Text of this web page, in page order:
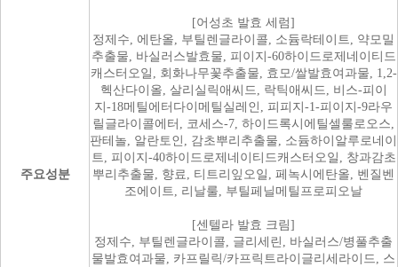
주요성분
[어성초 발효 세럼]
정제수, 에탄올, 부틸렌글라이콜, 소듐락테이트, 약모밀
추출물, 바실러스발효물, 피이지-60하이드로제네이티드
캐스터오일, 회화나무꽃추출물, 효모/쌀발효여과물, 1,2-
헥산다이올, 살리실릭애씨드, 락틱애씨드, 비스-피이
지-18메틸에터다이메틸실레인, 피피지-1-피이지-9라우
릴글라이콜에터, 코세스-7, 하이드록시에틸셀룰로오스,
판테놀, 알란토인, 감초뿌리추출물, 소듐하이알루로네이
트, 피이지-40하이드로제네이티드캐스터오일, 창과감초
뿌리추출물, 향료, 티트리잎오일, 페녹시에탄올, 벤질벤
조에이트, 리날룰, 부틸페닐메틸프로피오날
[센텔라 발효 크림]
정제수, 부틸렌글라이콜, 글리세린, 바실러스/병풀추출
물발효여과물, 카프릴릭/카프릭트라이글리세라이드, 스